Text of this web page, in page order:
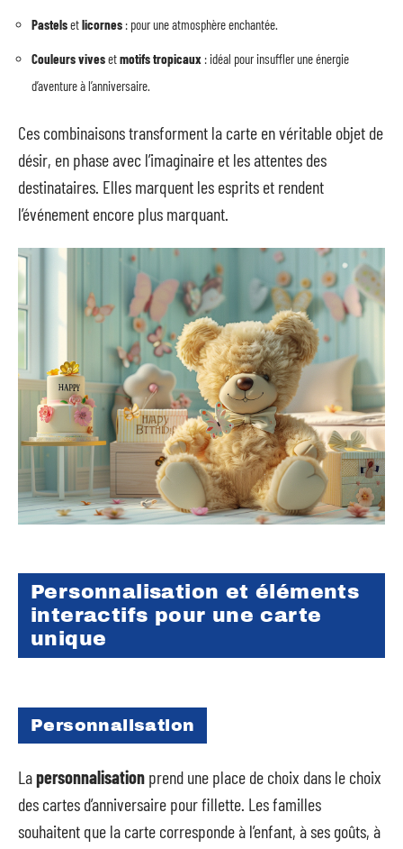
Pastelsetlicornes : pour une atmosphère enchantée.
Couleurs vivesetmotifs tropicaux : idéal pour insuffler une énergie
d’aventure à l’anniversaire.
Ces combinaisons transforment la carte en véritable objet de
désir, en phase avec l’imaginaire et les attentes des
destinataires. Elles marquent les esprits et rendent
l’événement encore plus marquant.
Personnalisation et éléments
interactifs pour une carte
unique
Personnalisation
Lapersonnalisation prend une place de choix dans le choix
des cartes d’anniversaire pour fillette. Les familles
souhaitent que la carte corresponde à l’enfant, à ses goûts, à